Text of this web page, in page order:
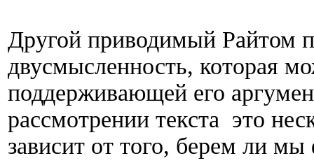
Другой приводимый Райтом
двусмысленность, которая
поддерживающей его
рассмотрении текста это
зависит от того, берем ли мы